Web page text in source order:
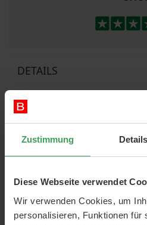
Zustimmung Details
Diese Webseite verwendet
Wir verwenden Cookies, um
personalisieren, Funktionen für
DETAILS
Artikelnr.:
Aftershave
Marken:
Ejove
ml:
200 ml
Eigenschaften: Pflege